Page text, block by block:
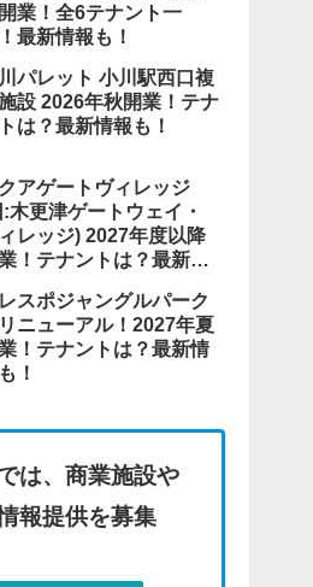
業！全6テナント一
最新情報も！
パレット 小川駅西口複
設 2026年秋開業！テナ
は？最新情報も！
アゲートヴィレッジ
木更津ゲートウェイ・
レッジ) 2027年度以降
！テナントは？最新情
スポジャングルパーク
ニューアル！2027年夏
！テナントは？最新情
！
は、商業施設や
報提供を募集